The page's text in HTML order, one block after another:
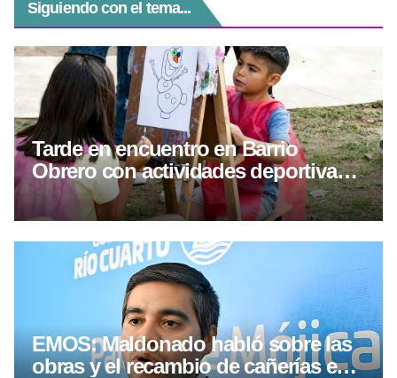
Siguiendo con el tema...
Tarde en encuentro en Barrio
Obrero con actividades deportivas y
culturales
EMOS: Maldonado habló sobre las
obras y el recambio de cañerías en